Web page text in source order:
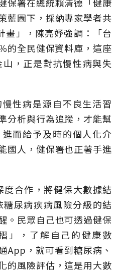
保署在總統賴清德「健康
藍圖下，採納專家學者共
畫」，陳亮妤強調：「台
的全民健保資料庫，這座
，正是對抗慢性病與失
性病是源自不良生活習
分析與行為追蹤，才能幫
而給予及時的個人化介
國人，健保署也正著手進
合作，將健保大數據結
尿病疾病風險分級的結
。民眾自己也可透過健保
」，了解自己的健康數
App，就可看到糖尿病、
的風險評估，這是用大數